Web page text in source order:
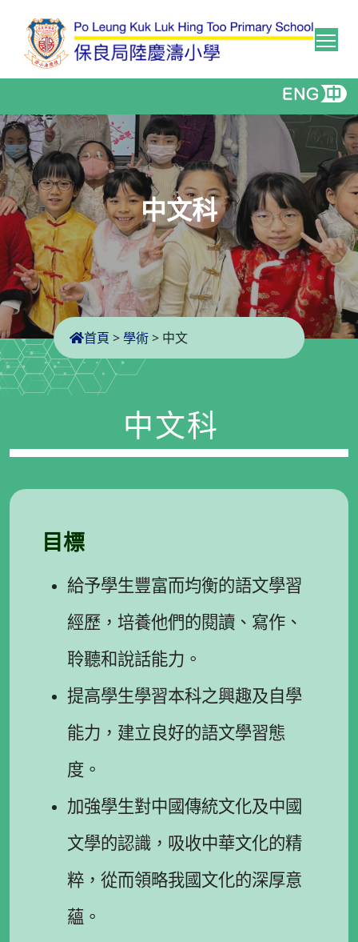
中文科
首頁 >學術> 中文
中文科
目標
給予學生豐富而均衡的語文學習
經歷，培養他們的閱讀、寫作、
聆聽和說話能力。
提高學生學習本科之興趣及自學
能力，建立良好的語文學習態
度。
加強學生對中國傳統文化及中國
文學的認識，吸收中華文化的精
粹，從而領略我國文化的深厚意
蘊。